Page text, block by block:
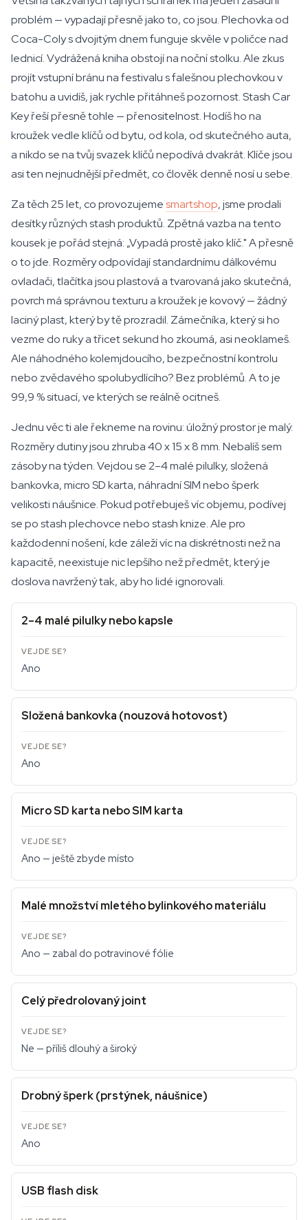
problém — vypadají přesně jako to, co jsou. Plechovka od
Coca-Coly s dvojitým dnem funguje skvěle v poličce nad
lednicí. Vydrážená kniha obstojí na noční stolku. Ale zkus
projít vstupní bránu na festivalu s falešnou plechovkou v
batohu a uvidíš, jak rychle přitáhneš pozornost. Stash Car
Key řeší přesně tohle — přenositelnost. Hodíš ho na
kroužek vedle klíčů od bytu, od kola, od skutečného auta,
a nikdo se na tvůj svazek klíčů nepodívá dvakrát. Klíče jsou
asi ten nejnudnější předmět, co člověk denně nosí u sebe.
Za těch 25 let, co provozujemesmartshop, jsme prodali
desítky různých stash produktů. Zpětná vazba na tento
kousek je pořád stejná: „Vypadá prostě jako klíč." A přesně
o to jde. Rozměry odpovídají standardnímu dálkovému
ovladači, tlačítka jsou plastová a tvarovaná jako skutečná,
povrch má správnou texturu a kroužek je kovový — žádný
laciný plast, který by tě prozradil. Zámečníka, který si ho
vezme do ruky a třicet sekund ho zkoumá, asi neoklameš.
Ale náhodného kolemjdoucího, bezpečnostní kontrolu
nebo zvědavého spolubydlícího? Bez problémů. A to je
99,9 % situací, ve kterých se reálně ocitneš.
Jednu věc ti ale řekneme na rovinu: úložný prostor je malý.
Rozměry dutiny jsou zhruba 40 x 15 x 8 mm. Nebalíš sem
zásoby na týden. Vejdou se 2–4 malé pilulky, složená
bankovka, micro SD karta, náhradní SIM nebo šperk
velikosti náušnice. Pokud potřebuješ víc objemu, podívej
se po stash plechovce nebo stash knize. Ale pro
každodenní nošení, kde záleží víc na diskrétnosti než na
kapacitě, neexistuje nic lepšího než předmět, který je
doslova navržený tak, aby ho lidé ignorovali.
2–4 malé pilulky nebo kapsle
Ano
Složená bankovka (nouzová hotovost)
Ano
Micro SD karta nebo SIM karta
Ano — ještě zbyde místo
Malé množství mletého bylinkového materiálu
Ano — zabal do potravinové fólie
Celý předrolovaný joint
Ne — příliš dlouhý a široký
Drobný šperk (prstýnek, náušnice)
Ano
USB flash disk